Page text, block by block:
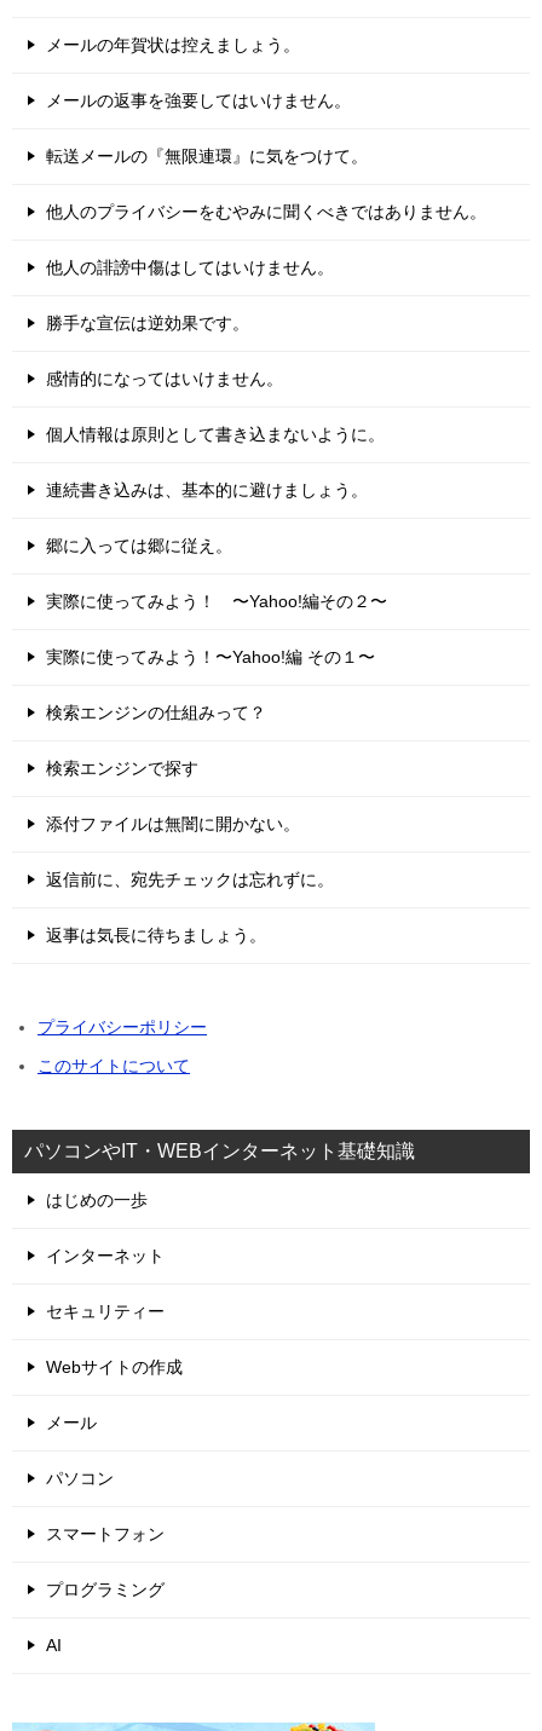
メールの年賀状は控えましょう。
メールの返事を強要してはいけません。
転送メールの『無限連環』に気をつけて。
他人のプライバシーをむやみに聞くべきではありません。
他人の誹謗中傷はしてはいけません。
勝手な宣伝は逆効果です。
感情的になってはいけません。
個人情報は原則として書き込まないように。
連続書き込みは、基本的に避けましょう。
郷に入っては郷に従え。
実際に使ってみよう！ 〜Yahoo!編その２〜
実際に使ってみよう！〜Yahoo!編 その１〜
検索エンジンの仕組みって？
検索エンジンで探す
添付ファイルは無闇に開かない。
返信前に、宛先チェックは忘れずに。
返事は気長に待ちましょう。
プライバシーポリシー
このサイトについて
パソコンやIT・WEBインターネット基礎知識
はじめの一歩
インターネット
セキュリティー
Webサイトの作成
メール
パソコン
スマートフォン
プログラミング
AI